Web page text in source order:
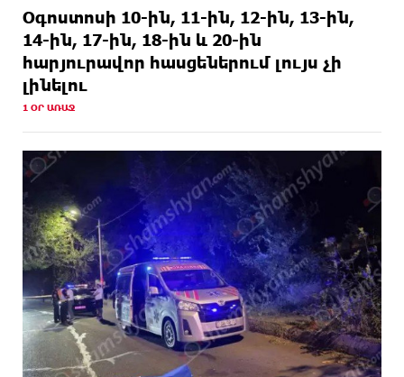
Օգոստոսի 10-ին, 11-ին, 12-ին, 13-ին,
14-ին, 17-ին, 18-ին և 20-ին
հարյուրավոր հասցեներում լույս չի
լինելու
1 ՕՐ ԱՌԱՋ